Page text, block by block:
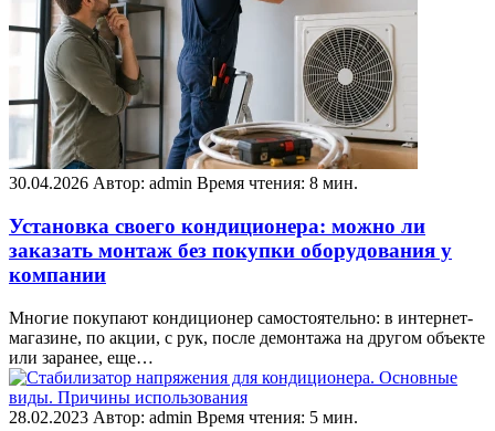
30.04.2026 Автор: admin Время чтения: 8 мин.
Установка своего кондиционера: можно ли
заказать монтаж без покупки оборудования у
компании
Многие покупают кондиционер самостоятельно: в интернет-
магазине, по акции, с рук, после демонтажа на другом объекте
или заранее, еще…
28.02.2023 Автор: admin Время чтения: 5 мин.